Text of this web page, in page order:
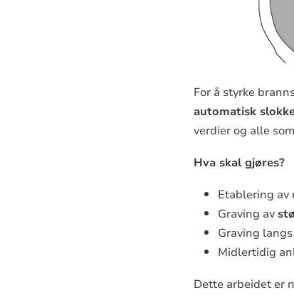
For å styrke
automatisk
verdier og alle
Hva skal gjøres?
Etablering av
Graving av
Graving
Midlertidig
Dette arbeidet er